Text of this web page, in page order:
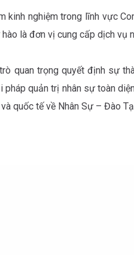
kinh nghiệm trong lĩnh vực
là đơn vị cung cấp dịch vụ
quan trọng quyết định sự
quản trị nhân sự toàn
quốc tế về Nhân Sự – Đào